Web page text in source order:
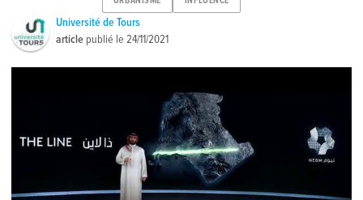
Université de Tours
article publié le24/11/2021